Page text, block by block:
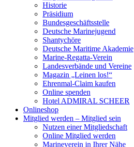
Historie
Präsidium
Bundesgeschäftsstelle
Deutsche Marinejugend
Shantychöre
Deutsche Maritime Akademie
Marine-Regatta-Verein
Landesverbände und Vereine
Magazin „Leinen los!“
Ehrenmal-Claim kaufen
Online spenden
Hotel ADMIRAL SCHEER
Onlineshop
Mitglied werden – Mitglied sein
Nutzen einer Mitgliedschaft
Online Mitglied werden
Marineverein in Ihrer Nähe